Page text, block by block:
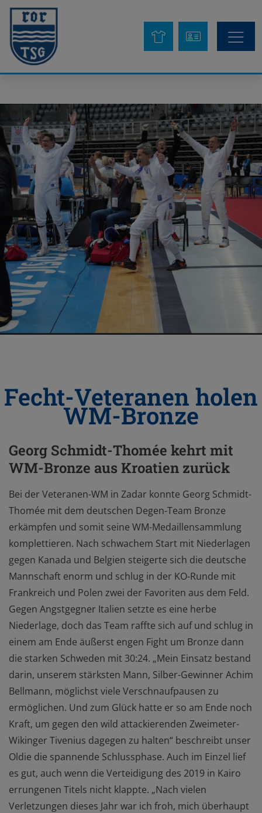
Fecht-Veteranen holen
WM-Bronze
Georg Schmidt-Thomée kehrt mit
WM-Bronze aus Kroatien zurück
Bei der Veteranen-WM in Zadar konnte Georg Schmidt-
Thomée mit dem deutschen Degen-Team Bronze
erkämpfen und somit seine WM-Medaillensammlung
komplettieren. Nach schwachem Start mit Niederlagen
gegen Kanada und Belgien steigerte sich die deutsche
Mannschaft enorm und schlug in der KO-Runde mit
Frankreich und Polen zwei der Favoriten aus dem Feld.
Gegen Angstgegner Italien setzte es eine herbe
Niederlage, doch das Team raffte sich auf und schlug in
einem am Ende äußerst engen Fight um Bronze dann
die starken Schweden mit 30:24. „Mein Einsatz bestand
darin, unserem stärksten Mann, Silber-Gewinner Achim
Bellmann, möglichst viele Verschnaufpausen zu
ermöglichen. Und zum Glück hatte er so am Ende noch
Kraft, um gegen den wild attackierenden Zweimeter-
Wikinger Tivenius dagegen zu halten“ beschreibt unser
Oldie die spannende Schlussphase. Auch im Einzel lief
es gut, auch wenn die Verteidigung des 2019 in Kairo
errungenen Titels nicht klappte. „Nach vielen
Verletzungen dieses Jahr war ich froh, mich überhaupt